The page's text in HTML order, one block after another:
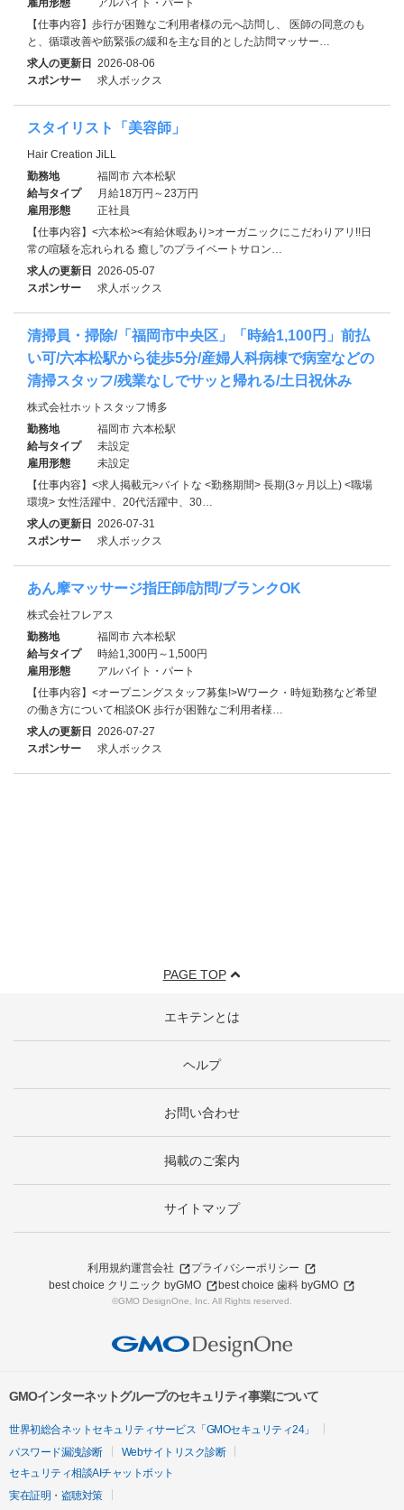
【仕事内容】歩行が困難なご利用者様の元へ訪問し、 医師の同意のも
と、循環改善や筋緊張の緩和を主な目的とした訪問マッサー…
求人の更新日 2026-08-06
スポンサー
求人ボックス
スタイリスト「美容師」
Hair Creation JiLL
勤務地
福岡市 六本松駅
給与タイプ
月給18万円～23万円
雇用形態
正社員
【仕事内容】<六本松><有給休暇あり>オーガニックにこだわりアリ!!日
常の喧騒を忘れられる 癒し”のプライベートサロン…
求人の更新日 2026-05-07
スポンサー
求人ボックス
清掃員・掃除/「福岡市中央区」「時給1,100円」前払
い可/六本松駅から徒歩5分/産婦人科病棟で病室などの
清掃スタッフ/残業なしでサッと帰れる/土日祝休み
株式会社ホットスタッフ博多
勤務地
福岡市 六本松駅
給与タイプ
未設定
雇用形態
未設定
【仕事内容】<求人掲載元>バイトな <勤務期間> 長期(3ヶ月以上) <職場
環境> 女性活躍中、20代活躍中、30…
求人の更新日 2026-07-31
スポンサー
求人ボックス
あん摩マッサージ指圧師/訪問/ブランクOK
株式会社フレアス
勤務地
福岡市 六本松駅
給与タイプ
時給1,300円～1,500円
雇用形態
アルバイト・パート
【仕事内容】<オープニングスタッフ募集!>Wワーク・時短勤務など希望
の働き方について相談OK 歩行が困難なご利用者様…
求人の更新日 2026-07-27
スポンサー
求人ボックス
PAGE TOP
エキテンとは
ヘルプ
お問い合わせ
掲載のご案内
サイトマップ
利用規約運営会社
プライバシーポリシー
best choice クリニック byGMO
best choice 歯科 byGMO
©GMO DesignOne, Inc. All Rights reserved.
GMOインターネットグループのセキュリティ事業について
世界初総合ネットセキュリティサービス「GMOセキュリティ24」
パスワード漏洩診断
Webサイトリスク診断
セキュリティ相談AIチャットボット
実在証明・盗聴対策